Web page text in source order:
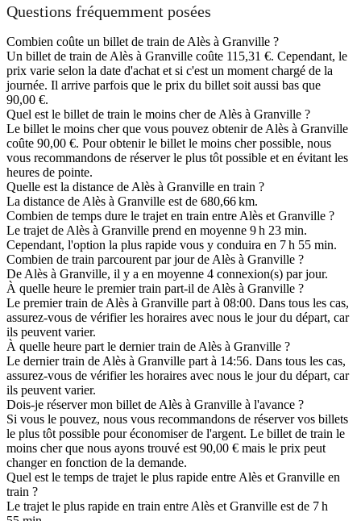
Questions fréquemment posées
Combien coûte un billet de train de Alès à Granville ?
Un billet de train de Alès à Granville coûte 115,31 €. Cependant, le
prix varie selon la date d'achat et si c'est un moment chargé de la
journée. Il arrive parfois que le prix du billet soit aussi bas que
90,00 €.
Quel est le billet de train le moins cher de Alès à Granville ?
Le billet le moins cher que vous pouvez obtenir de Alès à Granville
coûte 90,00 €. Pour obtenir le billet le moins cher possible, nous
vous recommandons de réserver le plus tôt possible et en évitant les
heures de pointe.
Quelle est la distance de Alès à Granville en train ?
La distance de Alès à Granville est de 680,66 km.
Combien de temps dure le trajet en train entre Alès et Granville ?
Le trajet de Alès à Granville prend en moyenne 9 h 23 min.
Cependant, l'option la plus rapide vous y conduira en 7 h 55 min.
Combien de train parcourent par jour de Alès à Granville ?
De Alès à Granville, il y a en moyenne 4 connexion(s) par jour.
À quelle heure le premier train part-il de Alès à Granville ?
Le premier train de Alès à Granville part à 08:00. Dans tous les cas,
assurez-vous de vérifier les horaires avec nous le jour du départ, car
ils peuvent varier.
À quelle heure part le dernier train de Alès à Granville ?
Le dernier train de Alès à Granville part à 14:56. Dans tous les cas,
assurez-vous de vérifier les horaires avec nous le jour du départ, car
ils peuvent varier.
Dois-je réserver mon billet de Alès à Granville à l'avance ?
Si vous le pouvez, nous vous recommandons de réserver vos billets
le plus tôt possible pour économiser de l'argent. Le billet de train le
moins cher que nous ayons trouvé est 90,00 € mais le prix peut
changer en fonction de la demande.
Quel est le temps de trajet le plus rapide entre Alès et Granville en
train ?
Le trajet le plus rapide en train entre Alès et Granville est de 7 h